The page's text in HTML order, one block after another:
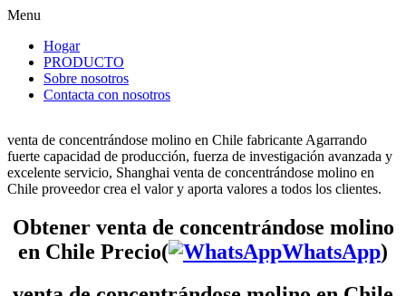
Menu
Hogar
PRODUCTO
Sobre nosotros
Contacta con nosotros
venta de concentrándose molino en Chile fabricante Agarrando
fuerte capacidad de producción, fuerza de investigación avanzada y
excelente servicio, Shanghai venta de concentrándose molino en
Chile proveedor crea el valor y aporta valores a todos los clientes.
Obtener venta de concentrándose molino
en Chile Precio(
WhatsApp)